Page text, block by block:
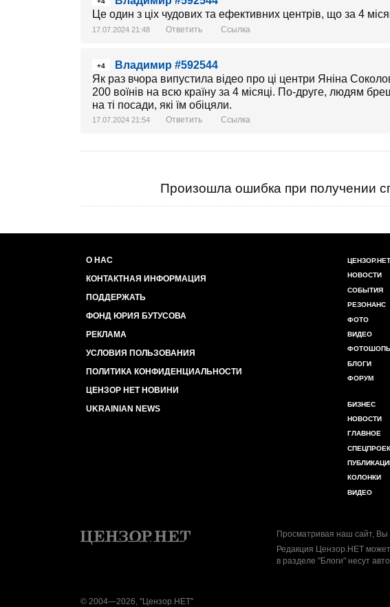
Це один з ціх чудових та ефективних центрів, що за 4
17.07.2024 21:48 Ответить Ссылка
+4
Владимир #592544
Як раз вчора випустила відео про ці центри Яніна
200 воїнів на всю країну за 4 місяці. По-друге, людям
на ті посади, які їм обіцяли.
17.07.2024 21:54 Ответить Ссылка
Произошла ошибка при получении
О НАС
КОНТАКТНАЯ ИНФОРМАЦИЯ
ПОДДЕРЖАТЬ
ФОНД ЮРИЯ БУТУСОВА
РЕКЛАМА
УСЛОВИЯ ПОЛЬЗОВАНИЯ
ПОЛИТИКА КОНФИДЕНЦИАЛЬНОСТИ
ЦЕНЗОР НЕТ НОВИНИ
UKRAINIAN NEWS
ЦЕНЗОР.НЕТ
НОВОСТИ
СОБЫТИЯ
РЕЗОНАНС
ФОТО
ВИДЕО
БЛОГИ
ФОРУМ
БИЗНЕС
НОВОСТИ
ГЛАВНОЕ
КОЛОНКИ
ВИДЕО
Просматривая наш сайт, Вы
Редакция Цензор.НЕТ
в разделе "Блоги" несут
© 2004—2026, "Цензор.НЕТ"